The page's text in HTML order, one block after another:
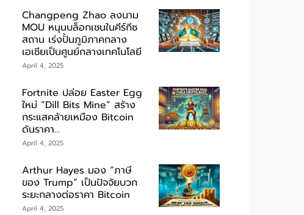
Changpeng Zhao ลงนาม
MOU หนุนบล็อกเชนในคีร์กีซ
สถาน เร่งปั้นภูมิภาคกลาง
เอเชียเป็นศูนย์กลางเทคโนโลยี
April 4, 2025
Fortnite ปล่อย Easter Egg
ใหม่ “Dill Bits Mine” สร้าง
กระแสคล้ายเหมือง Bitcoin
ดันราคา...
April 4, 2025
Arthur Hayes มอง “ภาษี
ของ Trump” เป็นปัจจัยบวก
ระยะกลางต่อราคา Bitcoin
April 4, 2025